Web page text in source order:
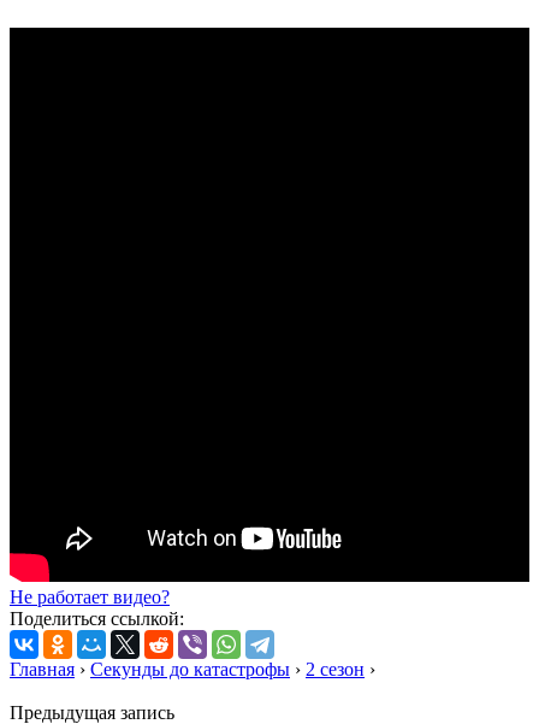
Не работает видео?
Поделиться ссылкой:
Главная › Секунды до катастрофы › 2 сезон ›
Предыдущая запись